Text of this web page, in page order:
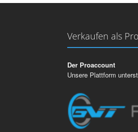
Verkaufen als
Der Proaccount
Unsere Plattform